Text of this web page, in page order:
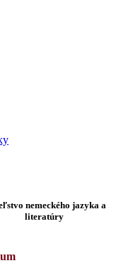
nemeckého jazyka a
literatúry